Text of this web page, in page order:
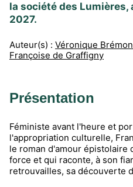
la société des Lumières,
2027.
Auteur(s) : Véronique
Françoise de Graffigny
Présentation
Féministe avant l'heure et
l'appropriation culturelle,
le roman d'amour épistolaire
force et qui raconte, à son
retrouvailles, sa découverte